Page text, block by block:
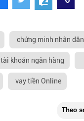
chứng minh nhân dân
tài khoản ngân hàng
vay tiền Online